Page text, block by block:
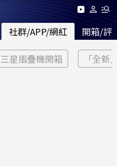
社群/APP/網紅 開箱/評
三星摺疊機開箱 「全新